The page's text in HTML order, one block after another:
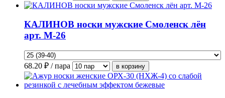
КАЛИНОВ носки мужские Смоленск лён
арт. М-26
68.20 ₽ / пара